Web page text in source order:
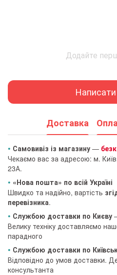
Додайте
Написати
Доставка
• Самовивіз із магазину —
Чекаємо вас за адресою: м.
23А.
• «Нова пошта» по всій Україні
Швидко та надійно, вартість
перевізника.
• Службою доставки по Києву
Велику техніку доставляємо
парадного
• Службою доставки по
Відповідно до умов доставки.
консультанта